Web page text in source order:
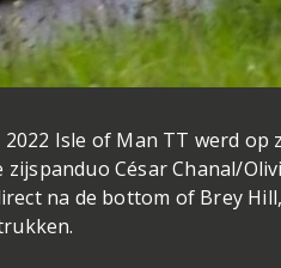
Isle of Man TT werd
César Chanal/
na de bottom of Brey